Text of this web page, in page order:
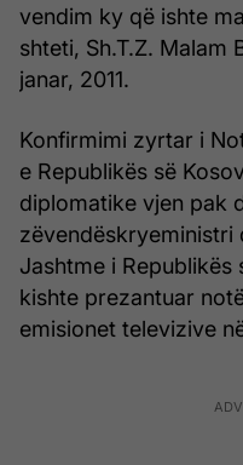
vendim ky që ishte
shteti, Sh.T.Z. Malam
janar, 2011.
Konfirmimi zyrtar i
e Republikës së
diplomatike vjen pak
zëvendëskryeministri
Jashtme i Republikës
kishte prezantuar
emisionet televizive